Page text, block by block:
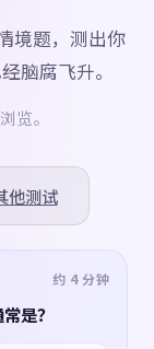
境题，测出你
脑腐飞升。
览。
他测试
约 4 分钟
是？